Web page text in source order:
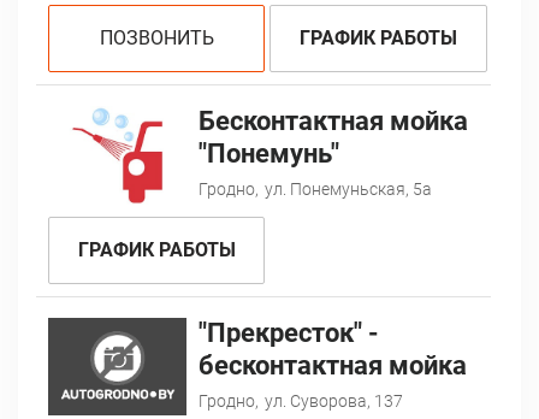
ПОЗВОНИТЬ ГРАФИК РАБОТЫ
Бесконтактная мойка
"Понемунь"
Гродно, ул. Понемуньская, 5а
ГРАФИК РАБОТЫ
"Прекресток" -
бесконтактная мойка
Гродно, ул. Суворова, 137